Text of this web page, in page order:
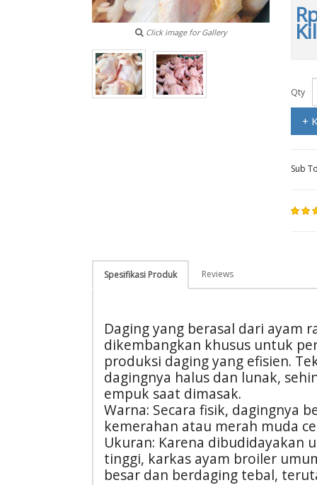
Click image for Gallery
Qty
+
Sub
Spesifikasi Produk Reviews
Daging yang berasal dari ayam
dikembangkan khusus untuk
produksi daging yang efisien.
dagingnya halus dan lunak,
empuk saat dimasak.
Warna: Secara fisik, dagingnya
kemerahan atau merah muda
Ukuran: Karena dibudidayakan
tinggi, karkas ayam broiler
besar dan berdaging tebal,